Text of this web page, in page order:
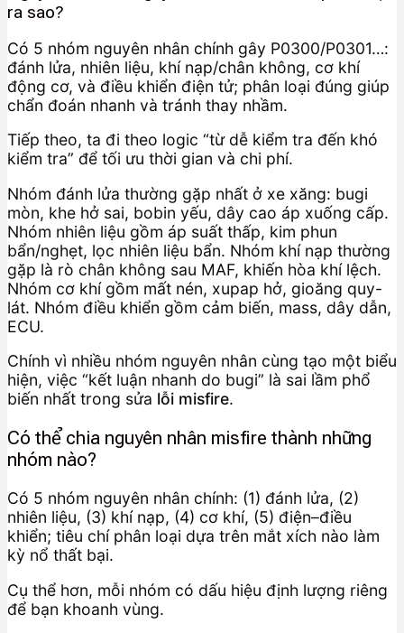
ra sao?
Có 5 nhóm nguyên nhân chính gây P0300/P0301…:
đánh lửa, nhiên liệu, khí nạp/chân không, cơ khí
động cơ, và điều khiển điện tử; phân loại đúng giúp
chẩn đoán nhanh và tránh thay nhầm.
Tiếp theo, ta đi theo logic “từ dễ kiểm tra đến khó
kiểm tra” để tối ưu thời gian và chi phí.
Nhóm đánh lửa thường gặp nhất ở xe xăng: bugi
mòn, khe hở sai, bobin yếu, dây cao áp xuống cấp.
Nhóm nhiên liệu gồm áp suất thấp, kim phun
bẩn/nghẹt, lọc nhiên liệu bẩn. Nhóm khí nạp thường
gặp là rò chân không sau MAF, khiến hòa khí lệch.
Nhóm cơ khí gồm mất nén, xupap hở, gioăng quy-
lát. Nhóm điều khiển gồm cảm biến, mass, dây dẫn,
ECU.
Chính vì nhiều nhóm nguyên nhân cùng tạo một biểu
hiện, việc “kết luận nhanh do bugi” là sai lầm phổ
biến nhất trong sửa lỗi misfire.
Có thể chia nguyên nhân misfire thành những
nhóm nào?
Có 5 nhóm nguyên nhân chính: (1) đánh lửa, (2)
nhiên liệu, (3) khí nạp, (4) cơ khí, (5) điện–điều
khiển; tiêu chí phân loại dựa trên mắt xích nào làm
kỳ nổ thất bại.
Cụ thể hơn, mỗi nhóm có dấu hiệu định lượng riêng
để bạn khoanh vùng.